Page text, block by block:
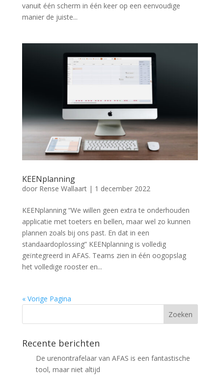
vanuit één scherm in één keer op een eenvoudige
manier de juiste...
KEENplanning
door Rense Wallaart| 1 december 2022
KEENplanning “We willen geen extra te onderhouden
applicatie met toeters en bellen, maar wel zo kunnen
plannen zoals bij ons past. En dat in een
standaardoplossing” KEENplanning is volledig
geïntegreerd in AFAS. Teams zien in één oogopslag
het volledige rooster en...
« Vorige Pagina
Recente berichten
De urenontrafelaar van AFAS is een fantastische
tool, maar niet altijd